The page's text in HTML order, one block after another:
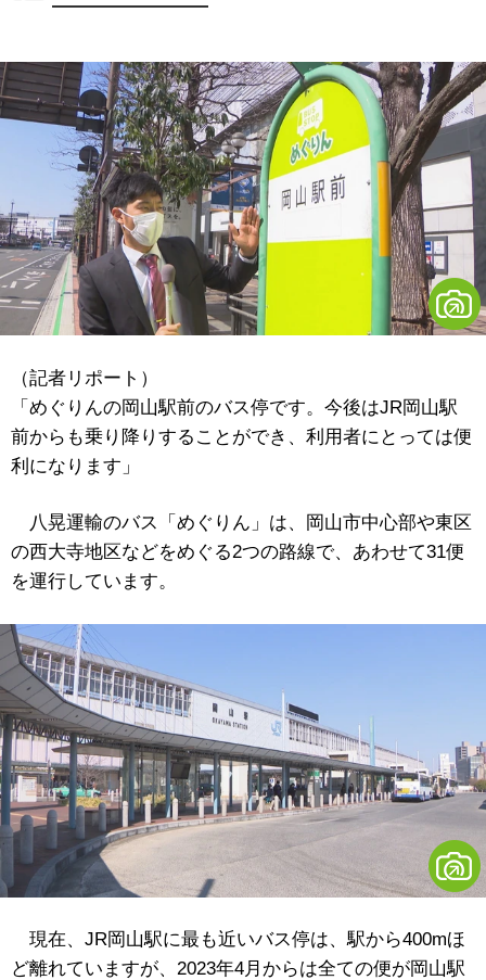
（記者リポート）
「めぐりんの岡山駅前のバス停です。今後はJR岡山駅
前からも乗り降りすることができ、利用者にとっては便
利になります」
八晃運輸のバス「めぐりん」は、岡山市中心部や東区
の西大寺地区などをめぐる2つの路線で、あわせて31便
を運行しています。
現在、JR岡山駅に最も近いバス停は、駅から400mほ
ど離れていますが、2023年4月からは全ての便が岡山駅